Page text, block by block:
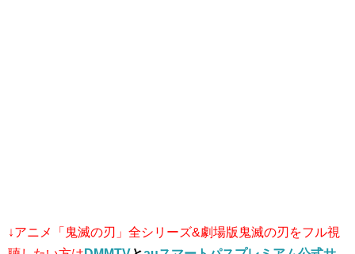
↓アニメ「鬼滅の刃」全シリーズ&劇場版鬼滅の刃 をフル視